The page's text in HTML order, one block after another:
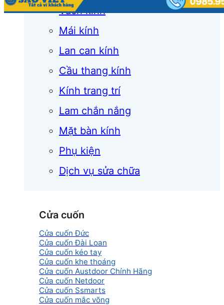
Vách kính
Mái kính
Lan can kính
Cầu thang kính
Kính trang trí
Lam chắn nắng
Mặt bàn kính
Phụ kiện
Dịch vụ sửa chữa
Cửa cuốn
Cửa cuốn Đức
Cửa cuốn Đài Loan
Cửa cuốn kéo tay
Cửa cuốn khe thoáng
Cửa cuốn Austdoor Chính Hãng
Cửa cuốn Netdoor
Cửa cuốn Ssmarts
Cửa cuốn mắc võng